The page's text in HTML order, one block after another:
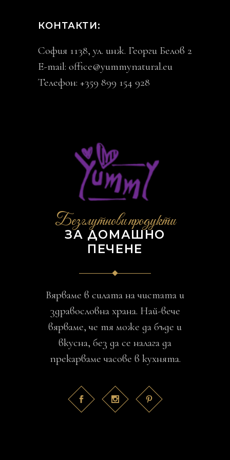
КОНТАКТИ:
София 1138, ул. инж. Георги Белов 2
E-mail: office@yummynatural.eu
Телефон: +359 899 154 928
Безглутнови продукти
ЗА ДОМАШНО
ПЕЧЕНЕ
Вярваме в силата на чистата и
здравословна храна. Най-вече
вярваме, че тя може да бъде и
вкусна, без да се налага да
прекарваме часове в кухнята.